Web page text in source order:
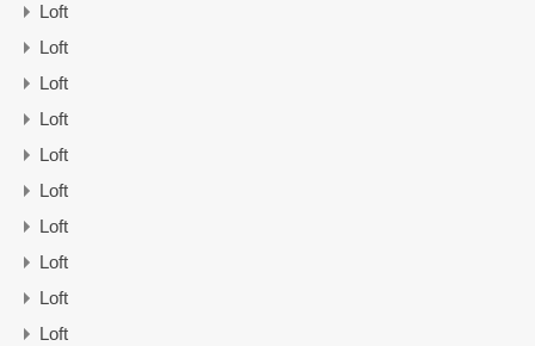
Loft
Loft
Loft
Loft
Loft
Loft
Loft
Loft
Loft
Loft